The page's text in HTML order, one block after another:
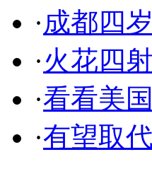
·成都四
·火花四
·看看美
·有望取